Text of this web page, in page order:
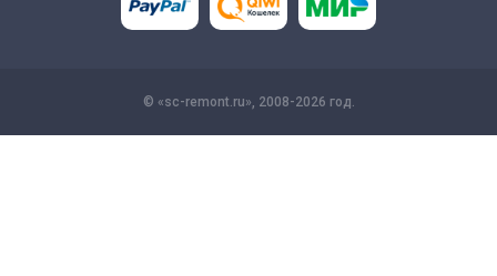
© «sc-remont.ru», 2008-2026 год.